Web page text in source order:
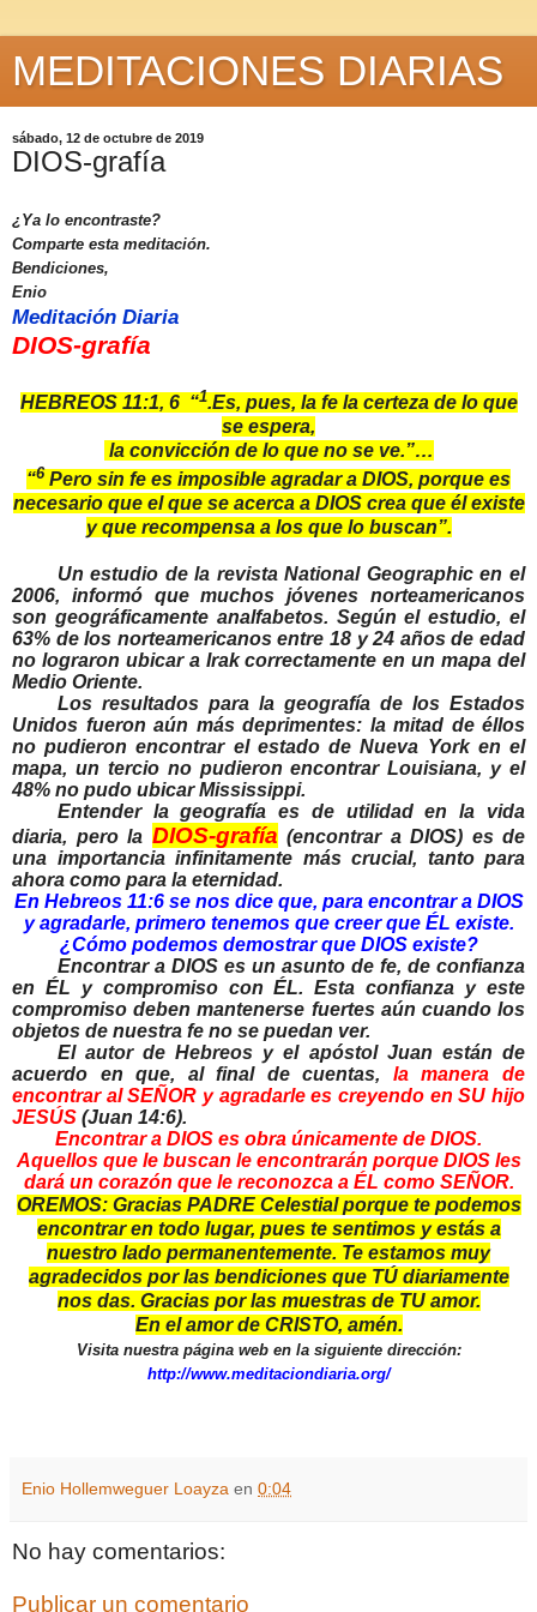
MEDITACIONES DIARIAS
sábado, 12 de octubre de 2019
DIOS-grafía
¿Ya lo encontraste?
Comparte esta meditación.
Bendiciones,
Enio
Meditación Diaria
DIOS-grafía
HEBREOS 11:1, 6 “1.Es, pues, la fe la certeza de lo que
se espera,
la convicción de lo que no se ve.”…
“6Pero sin fe es imposible agradar a DIOS, porque es
necesario que el que se acerca a DIOS crea que él existe
y que recompensa a los que lo buscan”.
Un estudio de la revista National Geographic en el
2006, informó que muchos jóvenes norteamericanos
son geográficamente analfabetos. Según el estudio, el
63% de los norteamericanos entre 18 y 24 años de edad
no lograron ubicar a Irak correctamente en un mapa del
Medio Oriente.
Los resultados para la geografía de los Estados
Unidos fueron aún más deprimentes: la mitad de éllos
no pudieron encontrar el estado de Nueva York en el
mapa, un tercio no pudieron encontrar Louisiana, y el
48% no pudo ubicar Mississippi.
Entender la geografía es de utilidad en la vida
diaria, pero la DIOS-grafía (encontrar a DIOS) es de
una importancia infinitamente más crucial, tanto para
ahora como para la eternidad.
En Hebreos 11:6 se nos dice que, para encontrar a DIOS
y agradarle, primero tenemos que creer que ÉL existe.
¿Cómo podemos demostrar que DIOS existe?
Encontrar a DIOS es un asunto de fe, de confianza
en ÉL y compromiso con ÉL. Esta confianza y este
compromiso deben mantenerse fuertes aún cuando los
objetos de nuestra fe no se puedan ver.
El autor de Hebreos y el apóstol Juan están de
acuerdo en que, al final de cuentas, la manera de
encontrar al SEÑOR y agradarle es creyendo en SU hijo
JESÚS (Juan 14:6).
Encontrar a DIOS es obra únicamente de DIOS.
Aquellos que le buscan le encontrarán porque DIOS les
dará un corazón que le reconozca a ÉL como SEÑOR.
OREMOS: Gracias PADRE Celestial porque te podemos
encontrar en todo lugar, pues te sentimos y estás a
nuestro lado permanentemente. Te estamos muy
agradecidos por las bendiciones que TÚ diariamente
nos das. Gracias por las muestras de TU amor.
En el amor de CRISTO, amén.
Visita nuestra página web en la siguiente dirección:
http://www.meditaciondiaria.org/
Enio Hollemweguer Loayza en 0:04
No hay comentarios:
Publicar un comentario